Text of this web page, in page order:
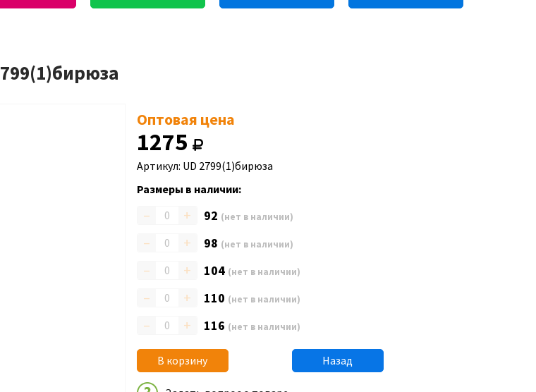
Оптовая цена
1275
Артикул: UD 2799(1)бирюза
Размеры в наличии:
– + 92 (нет в наличии)
– + 98 (нет в наличии)
– + 104 (нет в наличии)
– + 110 (нет в наличии)
– + 116 (нет в наличии)
В корзину Назад